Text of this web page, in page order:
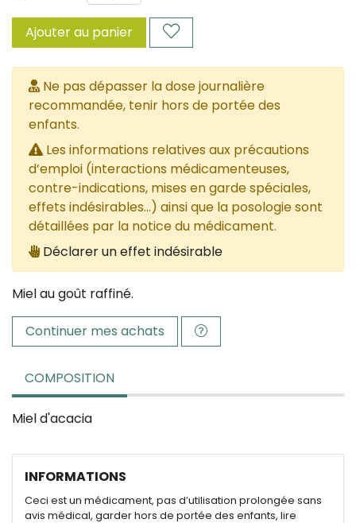
Ajouter au panier
Ne pas dépasser la dose journalière
recommandée, tenir hors de portée des
enfants.
Les informations relatives aux précautions
d’emploi (interactions médicamenteuses,
contre-indications, mises en garde spéciales,
effets indésirables...) ainsi que la posologie sont
détaillées par la notice du médicament.
Déclarer un effet indésirable
Miel au goût raffiné.
Continuer mes achats
COMPOSITION
Miel d'acacia
INFORMATIONS
Ceci est un médicament, pas d’utilisation prolongée sans
avis médical, garder hors de portée des enfants, lire